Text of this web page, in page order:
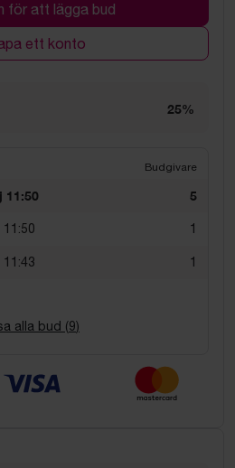
för att lägga bud
ett konto
25%
Budgivare
11:50 5
11:50 1
11:43 1
alla bud (9)